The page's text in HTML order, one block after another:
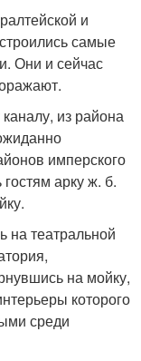
и
самые
Они и сейчас
из района
имперского
арку ж. б.
на театральной
на мойку,
которого
среди